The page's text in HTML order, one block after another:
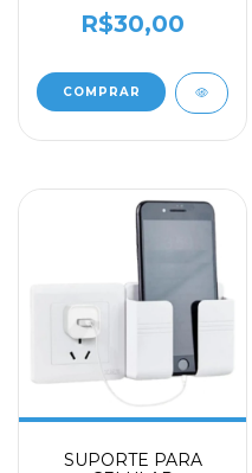
R$30,00
SUPORTE PARA